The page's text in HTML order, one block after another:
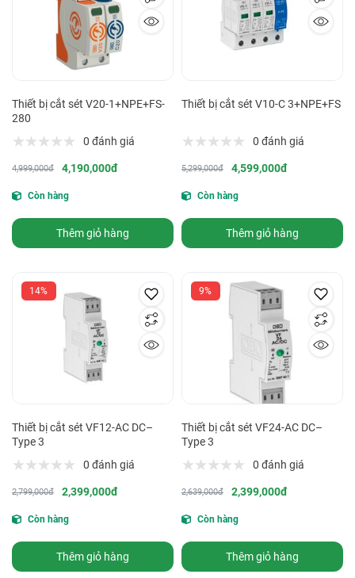
Thiết bị cắt sét V20-1+NPE+FS-
280
0 đánh giá
4,999,000đ 4,190,000đ
Còn hàng
Thêm giỏ hàng
Thiết bị cắt sét V10-C 3+NPE+FS
0 đánh giá
5,299,000đ 4,599,000đ
Còn hàng
Thêm giỏ hàng
14%
Thiết bị cắt sét VF12-AC DC–
Type 3
0 đánh giá
2,799,000đ 2,399,000đ
Còn hàng
Thêm giỏ hàng
9%
Thiết bị cắt sét VF24-AC DC–
Type 3
0 đánh giá
2,639,000đ 2,399,000đ
Còn hàng
Thêm giỏ hàng